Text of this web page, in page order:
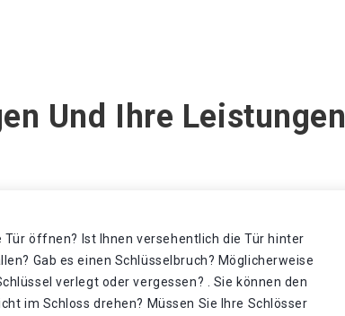
Und Ihre Leistungen
Tür öffnen? Ist Ihnen versehentlich die Tür hinter
Gab es einen Schlüsselbruch? Möglicherweise
verlegt oder vergessen? . Sie können den
im Schloss drehen? Müssen Sie Ihre Schlösser